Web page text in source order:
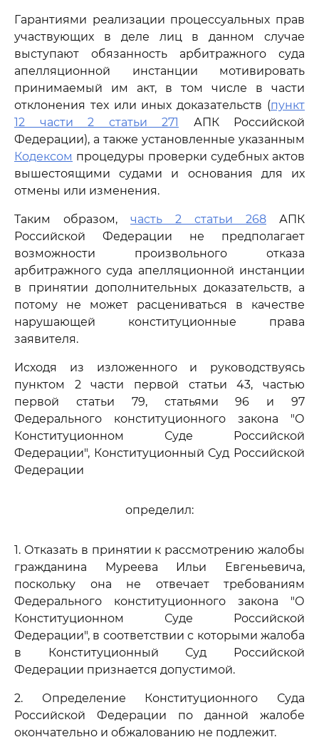
Гарантиями реализации процессуальных прав
участвующих в деле лиц в данном случае
выступают обязанность арбитражного суда
апелляционной инстанции мотивировать
принимаемый им акт, в том числе в части
отклонения тех или иных доказательств (пункт
12 части 2 статьи 271
АПК Российской
Федерации), а также установленные указанным
Кодексом процедуры проверки судебных актов
вышестоящими судами и основания для их
отмены или изменения.
Таким образом, часть 2 статьи 268 АПК
Российской Федерации не предполагает
возможности произвольного отказа
арбитражного суда апелляционной инстанции
в принятии дополнительных доказательств, а
потому не может расцениваться в качестве
нарушающей конституционные права
заявителя.
Исходя из изложенного и руководствуясь
пунктом 2 части первой статьи 43, частью
первой статьи 79, статьями 96 и 97
Федерального конституционного закона "О
Конституционном Суде Российской
Федерации", Конституционный Суд Российской
Федерации
определил:
1. Отказать в принятии к рассмотрению жалобы
гражданина Муреева Ильи Евгеньевича,
поскольку она не отвечает требованиям
Федерального конституционного закона "О
Конституционном Суде Российской
Федерации", в соответствии с которыми жалоба
в Конституционный Суд Российской
Федерации признается допустимой.
2. Определение Конституционного Суда
Российской Федерации по данной жалобе
окончательно и обжалованию не подлежит.